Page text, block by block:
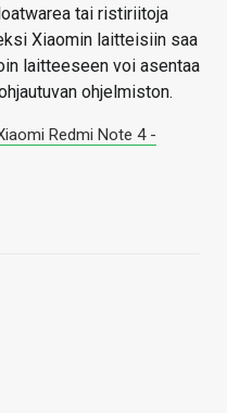
tai ristiriitoja
Xiaomin laitteisiin saa
laitteeseen voi asentaa
ohjelmiston.
Redmi Note 4 -